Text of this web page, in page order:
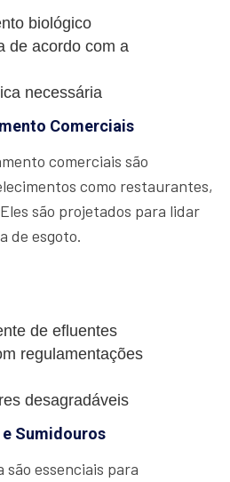
biológico
de acordo com a
necessária
Comerciais
comerciais são
como restaurantes,
são projetados para lidar
de esgoto.
de efluentes
regulamentações
desagradáveis
Sumidouros
são essenciais para